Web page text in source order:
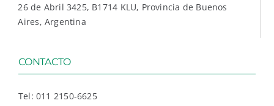
26 de Abril 3425, B1714 KLU, Provincia de Buenos
Aires, Argentina
CONTACTO
Tel: 011 2150-6625